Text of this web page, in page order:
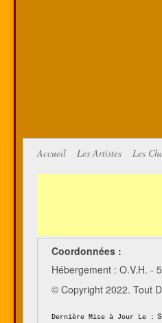
Accueil Les Artistes Les
Coordonnées :
Hébergement : O.V.H. -
© Copyright 2022. Tout
Dernière Mise à Jour Le :